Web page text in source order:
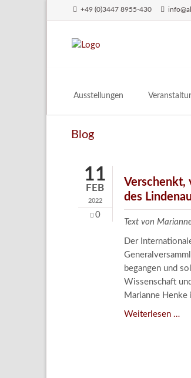
+49 (0)3447 8955-430
Ausstellungen
Aktuell
Blog
11
FEB
2022
0
Verschenkt,
des
Text von
Der
begangen und
Wissenschaft
Marianne
Weiterlesen …